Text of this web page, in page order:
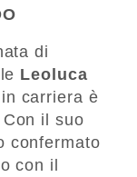
di
Leoluca
carriera è
il suo
confermato
con il